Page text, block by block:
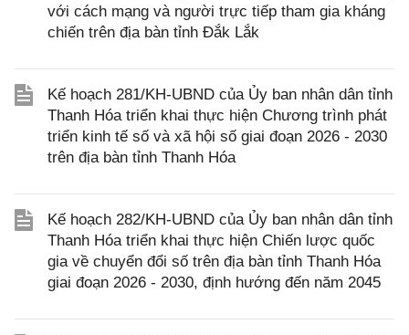
với cách mạng và người trực tiếp tham gia kháng
chiến trên địa bàn tỉnh Đắk Lắk
Kế hoạch 281/KH-UBND của Ủy ban nhân dân tỉnh
Thanh Hóa triển khai thực hiện Chương trình phát
triển kinh tế số và xã hội số giai đoạn 2026 - 2030
trên địa bàn tỉnh Thanh Hóa
Kế hoạch 282/KH-UBND của Ủy ban nhân dân tỉnh
Thanh Hóa triển khai thực hiện Chiến lược quốc
gia về chuyển đổi số trên địa bàn tỉnh Thanh Hóa
giai đoạn 2026 - 2030, định hướng đến năm 2045